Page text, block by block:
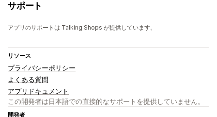
サポート
アプリのサポートは Talking Shops が提供しています。
リソース
プライバシーポリシー
よくある質問
アプリドキュメント
この開発者は日本語での直接的なサポートを提供していません。
開発者